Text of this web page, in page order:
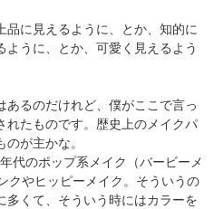
品に見えるように、とか、知的に
ように、とか、可愛く見えるよう
あるのだけれど、僕がここで言っ
れたものです。歴史上のメイクパ
が主かな。
代のポップ系メイク（バービーメ
クやヒッピーメイク。そういうの
多くて、そういう時にはカラーを